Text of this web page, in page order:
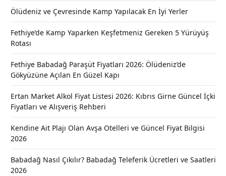
Ölüdeniz ve Çevresinde Kamp Yapılacak En İyi Yerler
Fethiye’de Kamp Yaparken Keşfetmeniz Gereken 5 Yürüyüş
Rotası
Fethiye Babadağ Paraşüt Fiyatları 2026: Ölüdeniz’de
Gökyüzüne Açılan En Güzel Kapı
Ertan Market Alkol Fiyat Listesi 2026: Kıbrıs Girne Güncel İçki
Fiyatları ve Alışveriş Rehberi
Kendine Ait Plajı Olan Avşa Otelleri ve Güncel Fiyat Bilgisi
2026
Babadağ Nasıl Çıkılır? Babadağ Teleferik Ücretleri ve Saatleri
2026